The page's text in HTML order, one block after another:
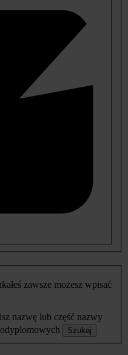
zawsze możesz wpisać
nazwę lub część nazwy
Szukaj